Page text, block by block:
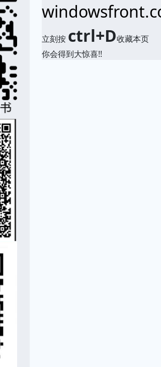
立刻按 ctrl+D收藏本页
你会得到大惊喜!!